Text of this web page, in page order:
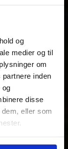
og
medier og til
om
inden
og
disse
eller som